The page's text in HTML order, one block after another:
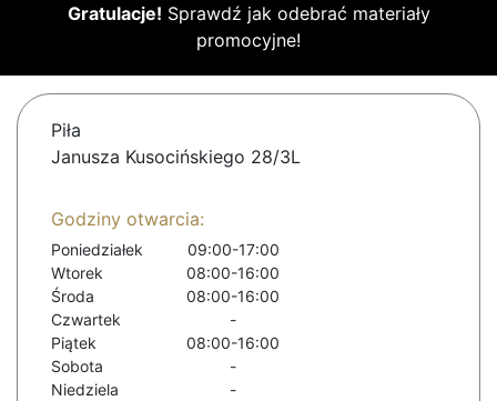
Gratulacje! Sprawdź jak odebrać materiały
promocyjne!
Piła
Janusza Kusocińskiego 28/3L
Godziny otwarcia:
Poniedziałek
09:00-17:00
Wtorek
08:00-16:00
Środa
08:00-16:00
Czwartek
-
Piątek
08:00-16:00
Sobota
-
Niedziela
-